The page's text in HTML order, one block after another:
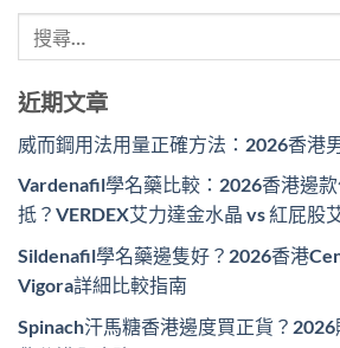
近期文章
威而鋼用法用量正確方法：2026香港
Vardenafil學名藥比較：2026香港邊
抵？VERDEX艾力達金水晶 vs 紅屁股
Sildenafil學名藥邊隻好？2026香港
Vigora詳細比較指南
Spinach汗馬糖香港邊度買正貨？